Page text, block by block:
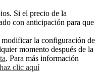
Si el precio de la
con anticipación para que
modificar la configuración de
momento después de la
. Para más información
haz clic aquí